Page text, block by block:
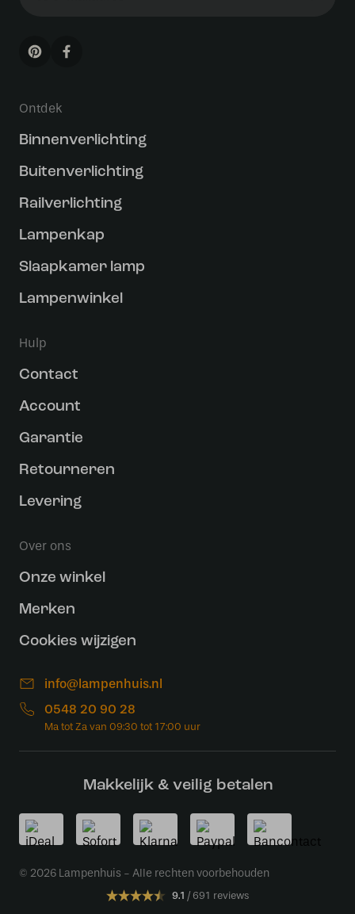
Ontdek
Binnenverlichting
Buitenverlichting
Railverlichting
Lampenkap
Slaapkamer lamp
Lampenwinkel
Hulp
Contact
Account
Garantie
Retourneren
Levering
Over ons
Onze winkel
Merken
Cookies wijzigen
info@lampenhuis.nl
0548 20 90 28
Makkelijk & veilig betalen
© 2026 Lampenhuis - Alle rechten voorbehouden
9.1 691 reviews